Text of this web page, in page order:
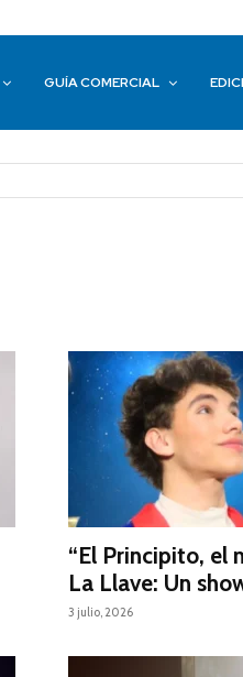
GUÍA COMERCIAL
“El Principito, el
La Llave: Un
3 julio, 2026